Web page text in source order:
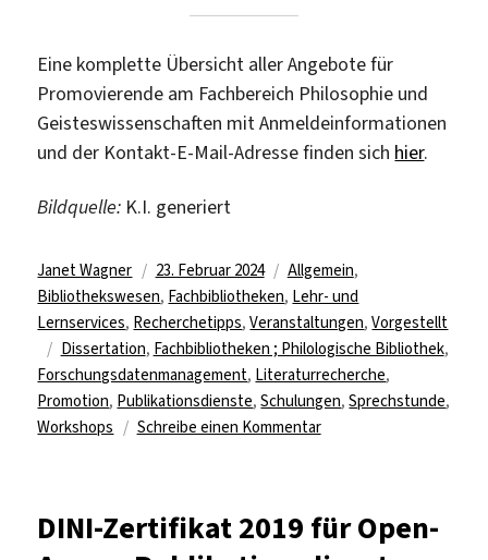
Eine komplette Übersicht aller Angebote für
Promovierende am Fachbereich Philosophie und
Geisteswissenschaften mit Anmeldeinformationen
und der Kontakt-E-Mail-Adresse finden sich hier.
Bildquelle: K.I. generiert
Autor
Janet Wagner
Veröffentlicht
am
23. Februar 2024 Kategorien
Allgemein,
Bibliothekswesen, Fachbibliotheken, Lehr- und
Lernservices, Recherchetipps,Veranstaltungen,Vorgestellt
Schlagwörter
Dissertation, Fachbibliotheken ; Philologische Bibliothek,
Forschungsdatenmanagement, Literaturrecherche,
Promotion, Publikationsdienste,Schulungen,Sprechstunde,
Workshops
Schreibe einen Kommentarzu
in
DINI-Zertifikat 2019 für Open-